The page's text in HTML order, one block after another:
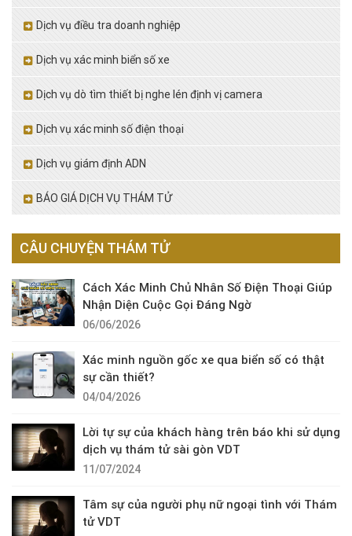
Dịch vụ điều tra doanh nghiệp
Dịch vụ xác minh biển số xe
Dịch vụ dò tìm thiết bị nghe lén định vị camera
Dịch vụ xác minh số điện thoại
Dịch vụ giám định ADN
BÁO GIÁ DỊCH VỤ THÁM TỬ
CÂU CHUYỆN THÁM TỬ
Cách Xác Minh Chủ Nhân Số Điện Thoại Giúp
Nhận Diện Cuộc Gọi Đáng Ngờ
06/06/2026
Xác minh nguồn gốc xe qua biển số có thật
sự cần thiết?
04/04/2026
Lời tự sự của khách hàng trên báo khi sử dụng
dịch vụ thám tử sài gòn VDT
11/07/2024
Tâm sự của người phụ nữ ngoại tình với Thám
tử VDT